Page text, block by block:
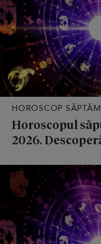
HOROSCOP
Horoscopul
2026.